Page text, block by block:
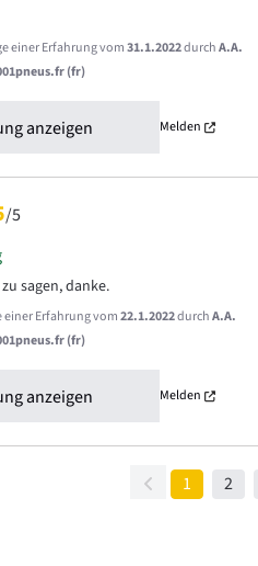
einer Erfahrung vom31.1.2022durchA.A.
(fr)
anzeigen Melden
/5
sagen, danke.
einer Erfahrung vom22.1.2022durchA.A.
(fr)
anzeigen Melden
1 2